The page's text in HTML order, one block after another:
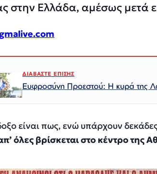
στην Ελλάδα, αμέσως μετά
ΔΙΑΒΑΣΤΕ ΕΠΙΣΗΣ
Ευφροσύνη Προεστού: Η κυρά της
είναι πως, ενώ υπάρχουν
όλες βρίσκεται στο κέντρο της